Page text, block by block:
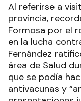
Al referirse a
provincia,
Formosa por el
en la lucha
Fernández
área de Salud
que se podía
antivacunas y